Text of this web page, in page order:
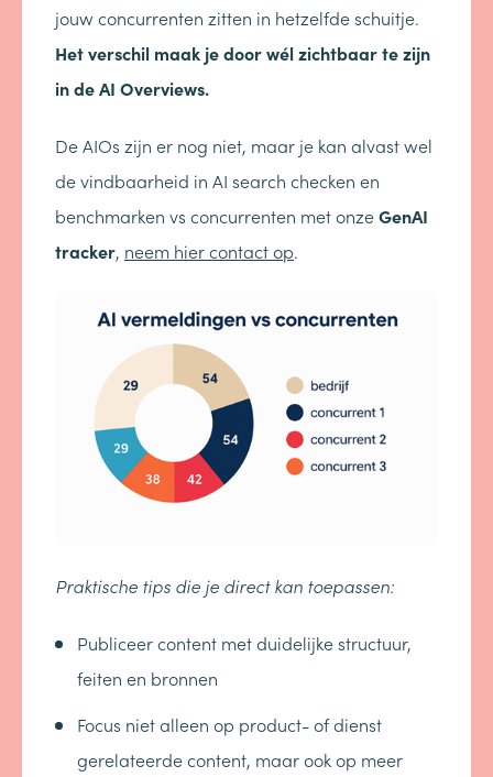
jouw concurrenten zitten in hetzelfde schuitje.
Het verschil maak je door wél zichtbaar te zijn
in de AI Overviews.
De AIOs zijn er nog niet, maar je kan alvast wel
de vindbaarheid in AI search checken en
benchmarken vs concurrenten met onzeGenAI
tracker, neem hier contact op.
Praktische tips die je direct kan toepassen:
Publiceer content met duidelijke structuur,
feiten en bronnen
Focus niet alleen op product- of dienst
gerelateerde content, maar ook op meer